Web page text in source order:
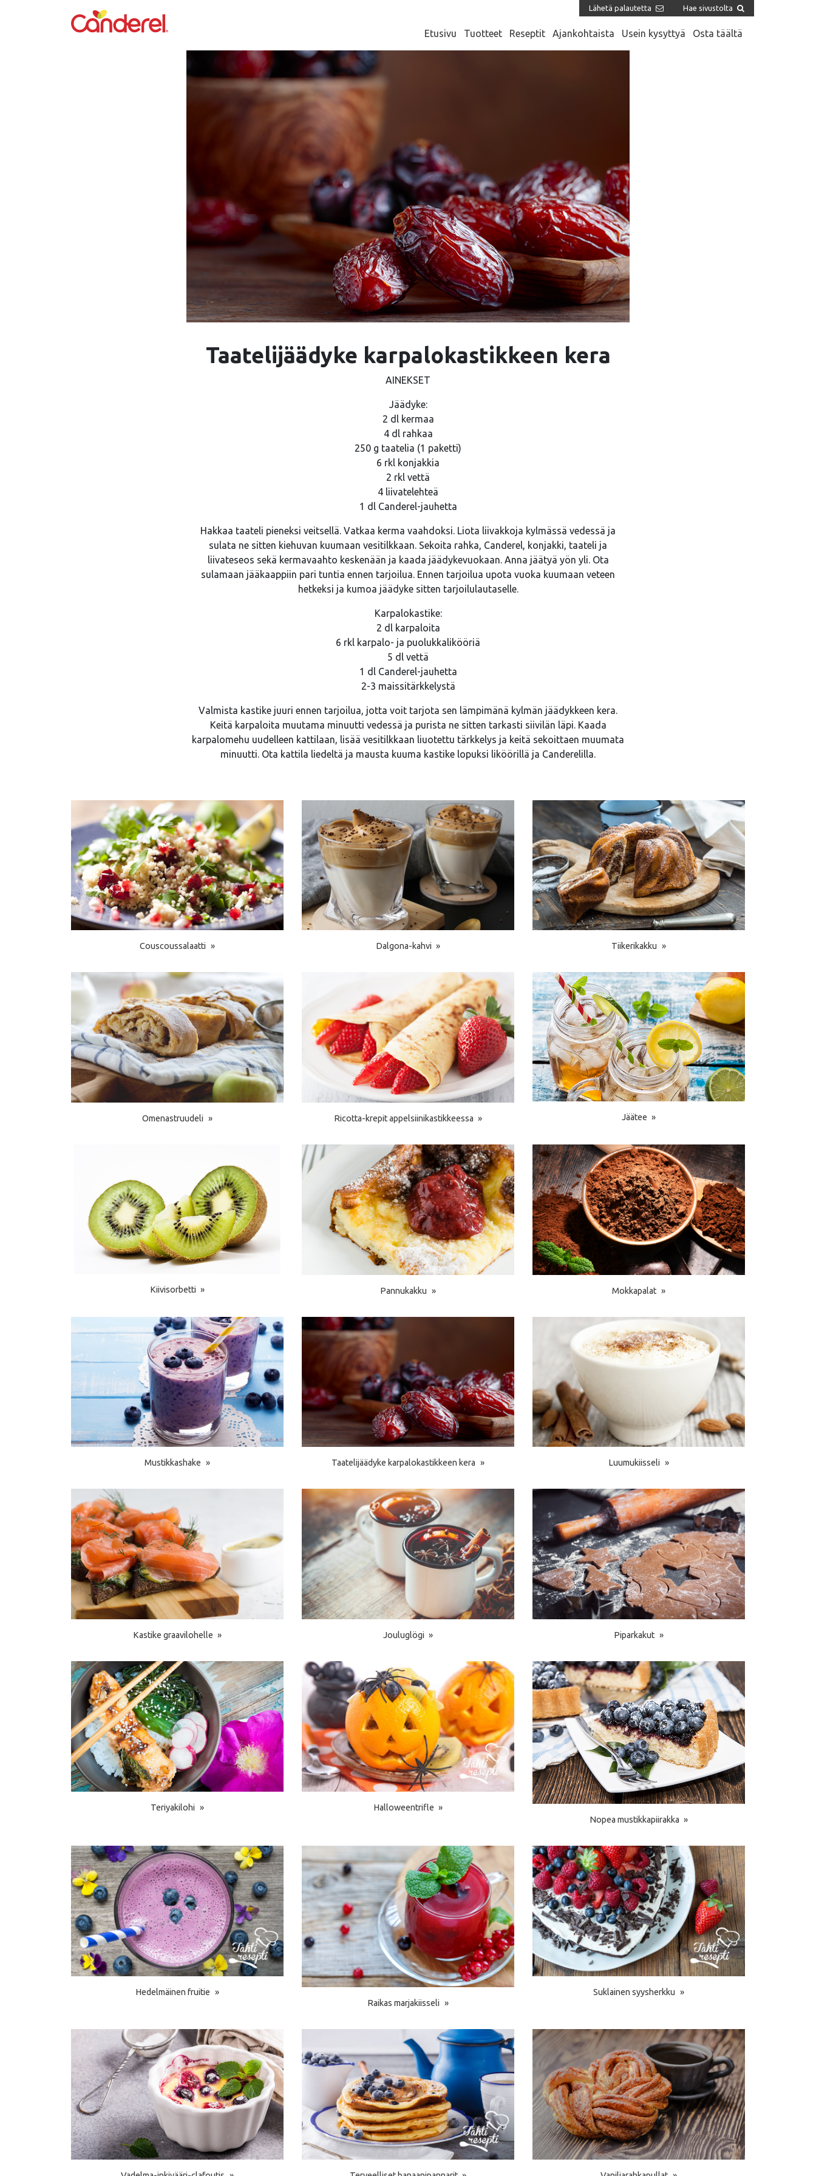
Etusivu Tuotteet Reseptit Ajankohtaista Usein kysyttyä Osta täältä
Lähetä palautetta Hae sivustolta
Taatelijäädyke karpalokastikkeen kera
AINEKSET
Jäädyke:
2 dl kermaa
4 dl rahkaa
250 g taatelia (1 paketti)
6 rkl konjakkia
2 rkl vettä
4 liivatelehteä
1 dl Canderel-jauhetta
Hakkaa taateli pieneksi veitsellä. Vatkaa kerma vaahdoksi. Liota liivakkoja kylmässä vedessä ja
sulata ne sitten kiehuvan kuumaan vesitilkkaan. Sekoita rahka, Canderel, konjakki, taateli ja
liivateseos sekä kermavaahto keskenään ja kaada jäädykevuokaan. Anna jäätyä yön yli. Ota
sulamaan jääkaappiin pari tuntia ennen tarjoilua. Ennen tarjoilua upota vuoka kuumaan veteen
hetkeksi ja kumoa jäädyke sitten tarjoilulautaselle.
Karpalokastike:
2 dl karpaloita
6 rkl karpalo- ja puolukkalikööriä
5 dl vettä
1 dl Canderel-jauhetta
2-3 maissitärkkelystä
Valmista kastike juuri ennen tarjoilua, jotta voit tarjota sen lämpimänä kylmän jäädykkeen kera.
Keitä karpaloita muutama minuutti vedessä ja purista ne sitten tarkasti siivilän läpi. Kaada
karpalomehu uudelleen kattilaan, lisää vesitilkkaan liuotettu tärkkelys ja keitä sekoittaen muumata
minuutti. Ota kattila liedeltä ja mausta kuuma kastike lopuksi liköörillä ja Canderelilla.
Couscoussalaatti Dalgona-kahvi Tiikerikakku
Omenastruudeli Ricotta-krepit appelsiinikastikkeessa Jäätee
Kiivisorbetti Pannukakku Mokkapalat
Mustikkashake Taatelijäädyke karpalokastikkeen kera Luumukiisseli
Kastike graavilohelle Jouluglögi Piparkakut
Teriyakilohi
Halloweentrifle
Nopea mustikkapiirakka
Hedelmäinen fruitie
Raikas marjakiisseli
Suklainen syysherkku